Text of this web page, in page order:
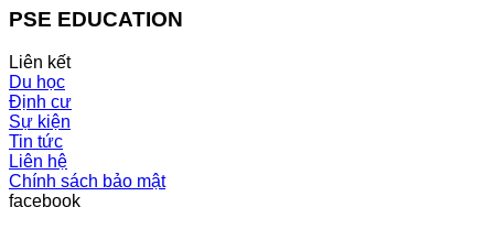
PSE EDUCATION
Liên kết
Du học
Định cư
Sự kiện
Tin tức
Liên hệ
Chính sách bảo mật
facebook